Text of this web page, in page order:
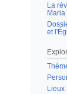
La
Maria
et
Lieux